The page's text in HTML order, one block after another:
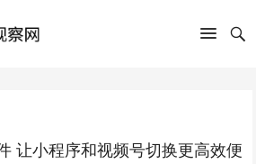
让小程序和视频号切换更高效便